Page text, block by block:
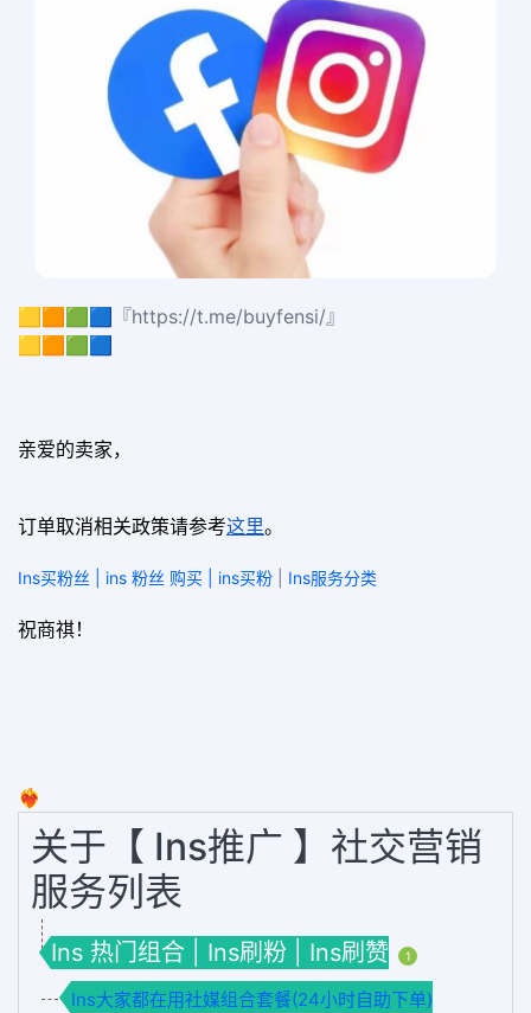
🟨🟧🟩🟦『https://t.me/buyfensi/』
🟨🟧🟩🟦
亲爱的卖家，
订单取消相关政策请参考这里。
Ins买粉丝 | ins 粉丝 购买 | ins买粉 Ins服务分类
祝商祺！
❤️‍🔥
关于【 Ins推广 】社交营销
服务列表
Ins 热门组合 | Ins刷粉 | Ins刷赞 1
Ins大家都在用社媒组合套餐(24小时自助下单)